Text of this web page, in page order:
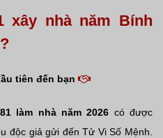
xây nhà năm Bính
tiên đến bạn
làm nhà năm 2026 có được
độc giả gửi đến Tử Vi Số Mệnh.